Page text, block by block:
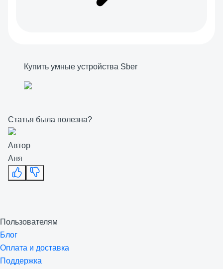
Купить умные устройства Sber
Статья была полезна?
Автор
Аня
Пользователям
Блог
Оплата и доставка
Поддержка